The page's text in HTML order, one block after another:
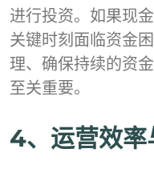
进行投资。如果现
关键时刻面临资金
理、确保持续的资
至关重要。
4、运营效率